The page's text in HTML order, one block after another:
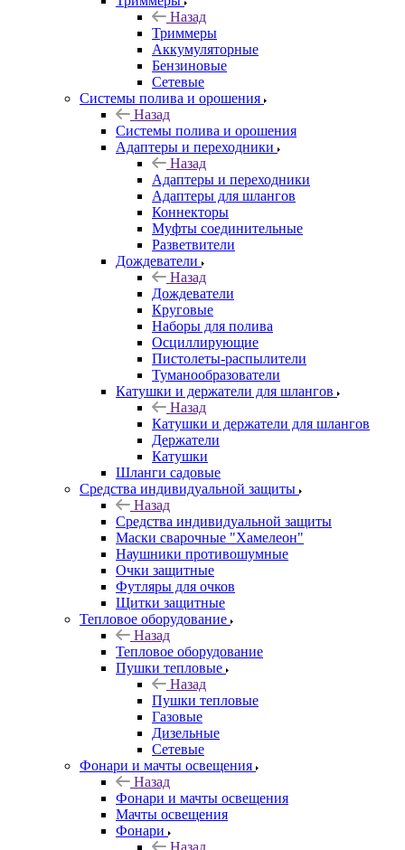
Назад
Триммеры
Аккумуляторные
Бензиновые
Сетевые
Системы полива и орошения
Назад
Системы полива и орошения
Адаптеры и переходники
Назад
Адаптеры и переходники
Адаптеры для шлангов
Коннекторы
Муфты соединительные
Разветвители
Дождеватели
Назад
Дождеватели
Круговые
Наборы для полива
Осциллирующие
Пистолеты-распылители
Туманообразователи
Катушки и держатели для шлангов
Назад
Катушки и держатели для шлангов
Держатели
Катушки
Шланги садовые
Средства индивидуальной защиты
Назад
Средства индивидуальной защиты
Маски сварочные "Хамелеон"
Наушники противошумные
Очки защитные
Футляры для очков
Щитки защитные
Тепловое оборудование
Назад
Тепловое оборудование
Пушки тепловые
Назад
Пушки тепловые
Газовые
Дизельные
Сетевые
Фонари и мачты освещения
Назад
Фонари и мачты освещения
Мачты освещения
Фонари
Назад